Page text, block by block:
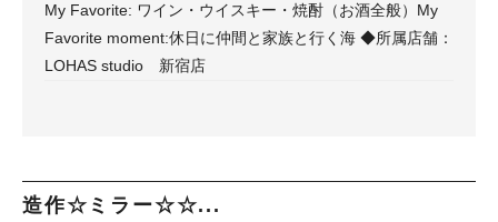
My Favorite: ワイン・ウイスキー・焼酎（お酒全般）My
Favorite moment:休日に仲間と家族と行く海 ◆所属店舗：
LOHAS studio 新宿店
造作☆ミラー☆☆...